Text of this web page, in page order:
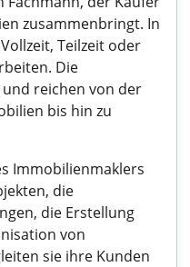
zusammenbringt. In
Teilzeit oder
Die
reichen von der
bis hin zu
Immobilienmaklers
die
die Erstellung
von
sie ihre Kunden